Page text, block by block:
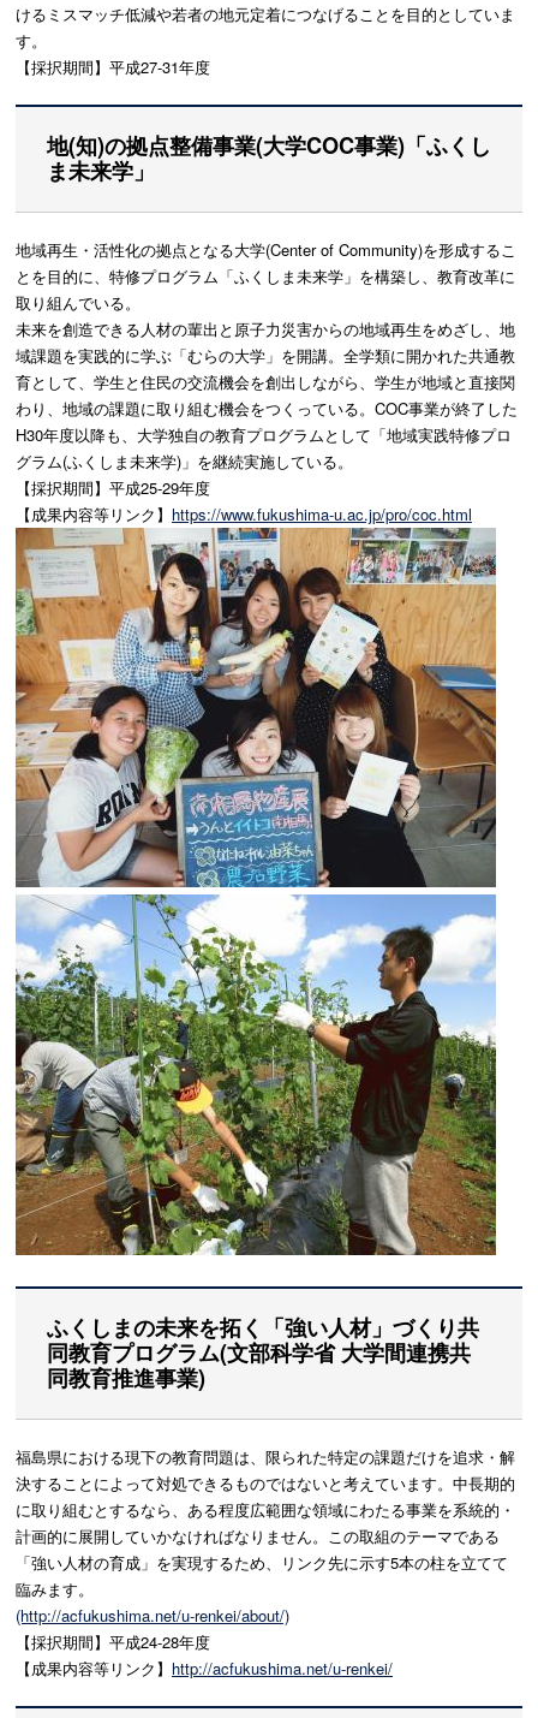
けるミスマッチ低減や若者の地元定着につなげることを目的としていま
す。
【採択期間】平成27-31年度
地(知)の拠点整備事業(大学COC事業)「ふくし
ま未来学」
地域再生・活性化の拠点となる大学(Center of Community)を形成するこ
とを目的に、特修プログラム「ふくしま未来学」を構築し、教育改革に
取り組んでいる。
未来を創造できる人材の輩出と原子力災害からの地域再生をめざし、地
域課題を実践的に学ぶ「むらの大学」を開講。全学類に開かれた共通教
育として、学生と住民の交流機会を創出しながら、学生が地域と直接関
わり、地域の課題に取り組む機会をつくっている。COC事業が終了した
H30年度以降も、大学独自の教育プログラムとして「地域実践特修プロ
グラム(ふくしま未来学)」を継続実施している。
【採択期間】平成25-29年度
【成果内容等リンク】 https://www.fukushima-u.ac.jp/pro/coc.html
ふくしまの未来を拓く「強い人材」づくり共
同教育プログラム(文部科学省 大学間連携共
同教育推進事業)
福島県における現下の教育問題は、限られた特定の課題だけを追求・解
決することによって対処できるものではないと考えています。中長期的
に取り組むとするなら、ある程度広範囲な領域にわたる事業を系統的・
計画的に展開していかなければなりません。この取組のテーマである
「強い人材の育成」を実現するため、リンク先に示す5本の柱を立てて
臨みます。
(http://acfukushima.net/u-renkei/about/)
【採択期間】平成24-28年度
【成果内容等リンク】 http://acfukushima.net/u-renkei/